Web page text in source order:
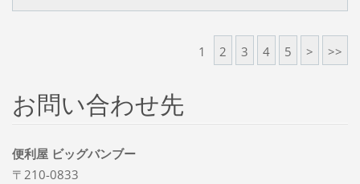
1 2 3 4 5 > >>
お問い合わせ先
便利屋 ビッグバンブー
〒210-0833